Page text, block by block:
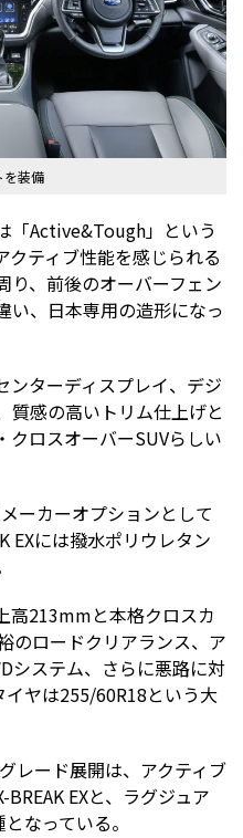
を装備
「Active&Tough」という
クティブ性能を感じられる
り、前後のオーバーフェン
い、日本専用の造形になっ
ンターディスプレイ、デジ
質感の高いトリム仕上げと
クロスオーバーSUVらしい
ーカーオプションとして
EXには撥水ポリウレタン
高213mmと本格クロスカ
のロードクリアランス、ア
システム、さらに悪路に対
ヤは255/60R18という大
レード展開は、アクティブ
EXと、ラグジュア
なっている。